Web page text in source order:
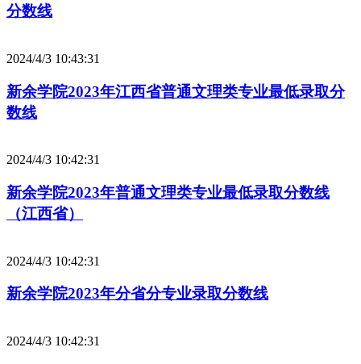
分数线
2024/4/3 10:43:31
新余学院2023年江西省普通文理类专业最低录取分
数线
2024/4/3 10:42:31
新余学院2023年普通文理类专业最低录取分数线
（江西省）
2024/4/3 10:42:31
新余学院2023年分省分专业录取分数线
2024/4/3 10:42:31